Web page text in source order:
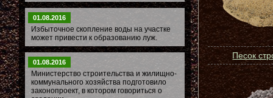
Песок
01.08.2016
Избыточное скопление воды на участке
может привести к образованию луж.
01.08.2016
Министерство строительства и жилищно-
коммунального хозяйства подготовило
законопроект, в котором говориться о